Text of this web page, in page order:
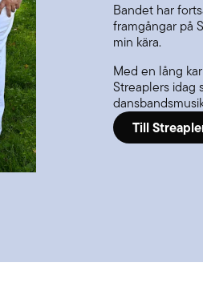
Bandet har
framgångar på
min kära.
Med en lång
Streaplers idag
Till